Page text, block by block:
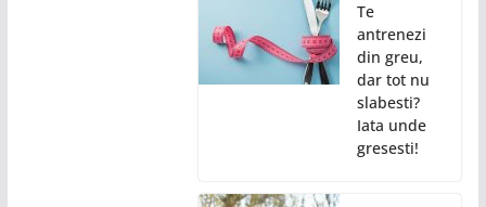
Te
antrenezi
din greu,
dar tot nu
slabesti?
Iata unde
gresesti!